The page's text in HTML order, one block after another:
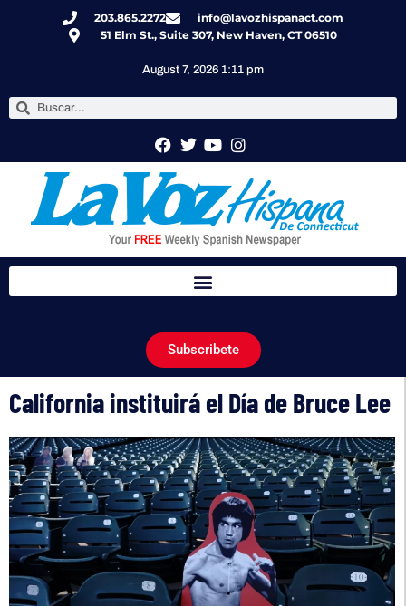
203.865.2272
info@lavozhispanact.com
51 Elm St., Suite 307, New Haven, CT 06510
August 7, 2026 1:11 pm
Subscribete
California instituirá el Día de Bruce Lee